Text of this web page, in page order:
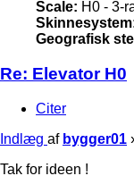
Scale: H0 - 3-
Geografisk
Re: Elevator H0
Citer
Indlæg af bygger01
Tak for ideen !